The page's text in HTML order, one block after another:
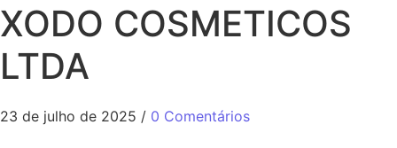
XODO COSMETICOS
LTDA
23 de julho de 2025 / 0 Comentários